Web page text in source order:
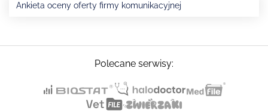
Ankieta oceny oferty firmy komunikacyjnej
Polecane serwisy: